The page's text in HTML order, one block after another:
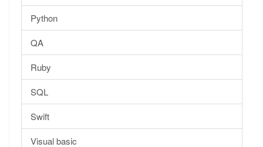
Python
QA
Ruby
SQL
Swift
Visual basic